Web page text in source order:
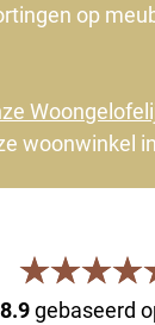
op
woonwinkel
8.9gebaseerd